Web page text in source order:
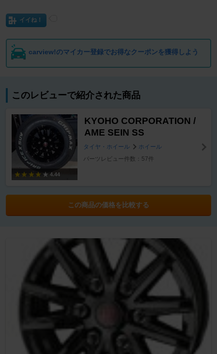
イイね！
carview!のマイカー登録でお得なクーポンを獲得しよう
このレビューで紹介された商品
4.44
KYOHO CORPORATION /
AME SEIN SS
タイヤ・ホイール
ホイール
パーツレビュー件数：57件
この商品の価格を比較する